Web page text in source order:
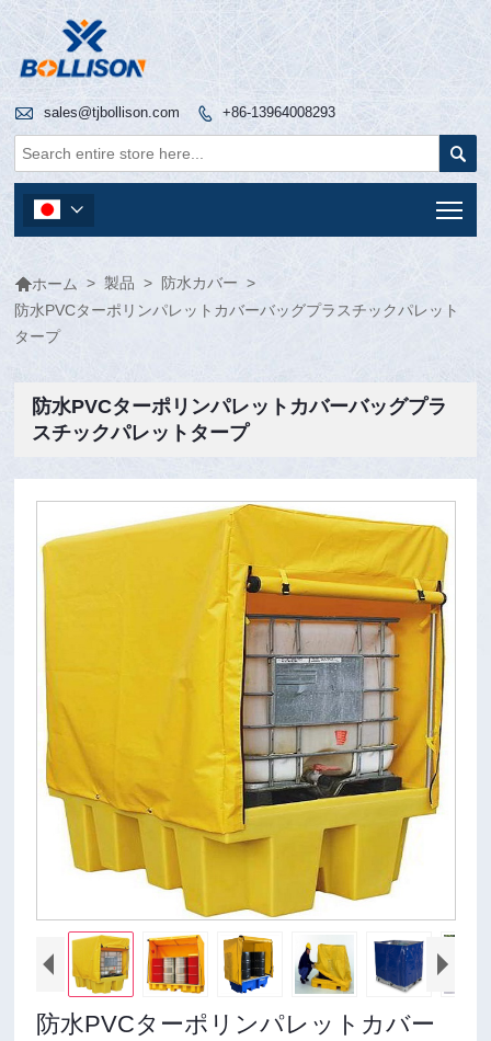
 sales@tjbollison.com  +86-13964008293


ホーム > 製品 > 防水カバー >
防水PVCターポリンパレットカバーバッグプラスチックパレット
タープ
防水PVCターポリンパレットカバーバッグプラ
スチックパレットタープ
防水PVCターポリンパレットカバー